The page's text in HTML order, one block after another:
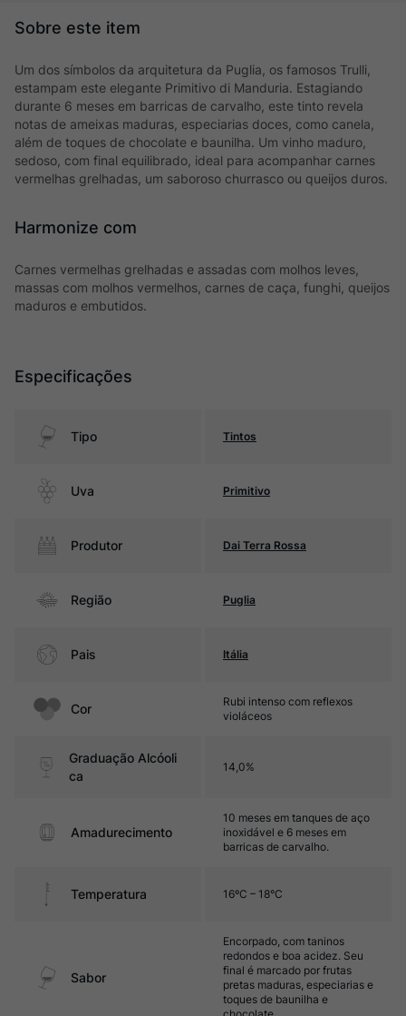
Um dos símbolos da arquitetura da Puglia, os famosos Trulli,
estampam este elegante Primitivo di Manduria. Estagiando
durante 6 meses em barricas de carvalho, este tinto revela
notas de ameixas maduras, especiarias doces, como canela,
além de toques de chocolate e baunilha. Um vinho maduro,
sedoso, com final equilibrado, ideal para acompanhar carnes
vermelhas grelhadas, um saboroso churrasco ou queijos duros.
Harmonize com
Carnes vermelhas grelhadas e assadas com molhos leves,
massas com molhos vermelhos, carnes de caça, funghi, queijos
maduros e embutidos.
Especificações
Tipo Tintos
Uva Primitivo
Produtor Dai Terra Rossa
Região Puglia
Pais Itália
Cor
Rubi intenso com reflexos
violáceos
Graduação Alcóoli
ca
14,0%
Amadurecimento
10 meses em tanques de aço
inoxidável e 6 meses em
barricas de carvalho.
Temperatura 16ºC – 18°C
Sabor
Encorpado, com taninos
redondos e boa acidez. Seu
final é marcado por frutas
pretas maduras, especiarias e
toques de baunilha e